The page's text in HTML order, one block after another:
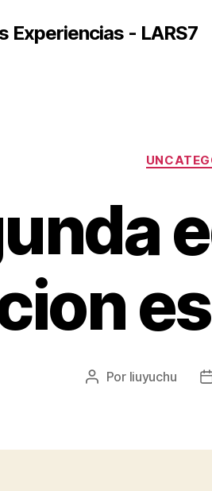
Experiencias - LARS7
Autor
Por liuyuchu